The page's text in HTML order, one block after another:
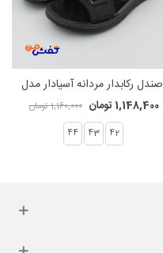
صندل رکابدار مردانه آسیادار مدل
لوتوس405 کد 1530
1,148,400 تومان
1,160,000 تومان
42
43
44